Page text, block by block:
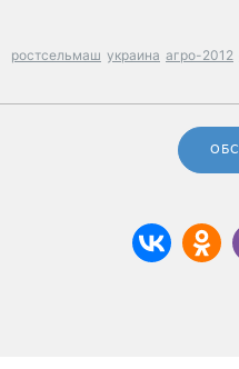
ростсельмаш украина агро-2012